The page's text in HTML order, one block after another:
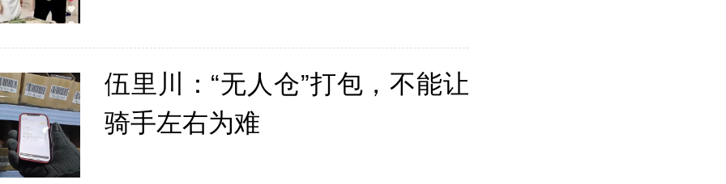
伍里川：“无人仓”打包，不能让
骑手左右为难